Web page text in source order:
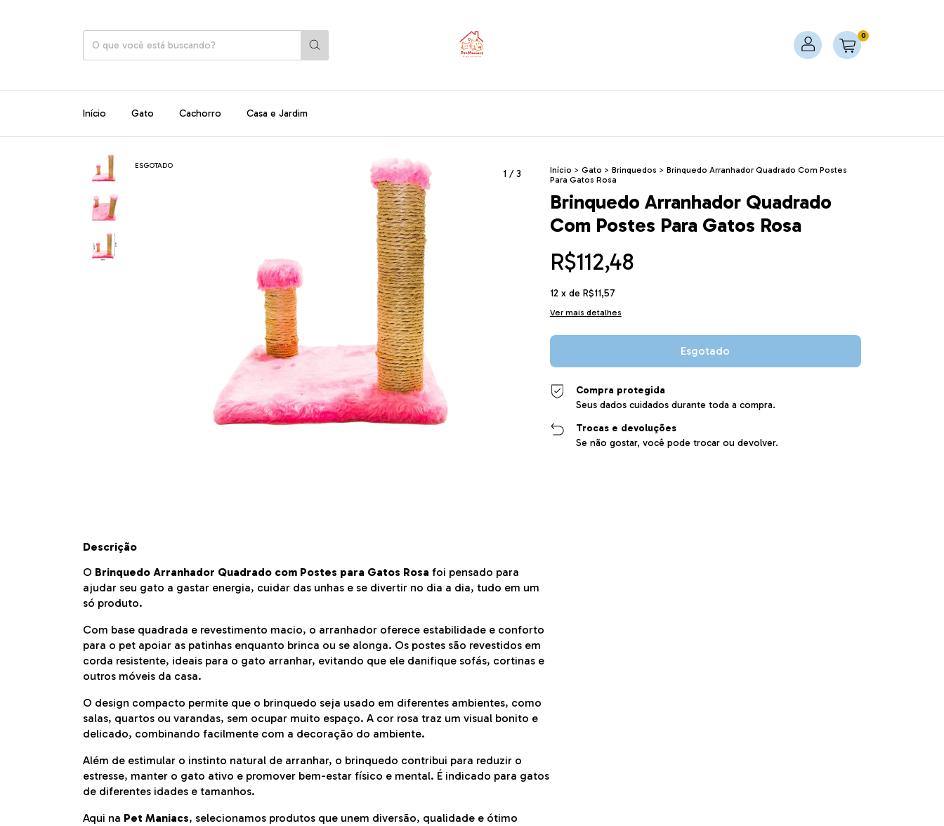
0
Início Gato Cachorro Casa e Jardim
ESGOTADO
1/3 Início > Gato > Brinquedos > Brinquedo Arranhador Quadrado Com Postes
Para Gatos Rosa
Brinquedo Arranhador Quadrado
Com Postes Para Gatos Rosa
R$112,48
12 x de R$11,57
Ver mais detalhes
Compra protegida
Seus dados cuidados durante toda a compra.
Trocas e devoluções
Se não gostar, você pode trocar ou devolver.
Descrição
O Brinquedo Arranhador Quadrado com Postes para Gatos Rosa foi pensado para
ajudar seu gato a gastar energia, cuidar das unhas e se divertir no dia a dia, tudo em um
só produto.
Com base quadrada e revestimento macio, o arranhador oferece estabilidade e conforto
para o pet apoiar as patinhas enquanto brinca ou se alonga. Os postes são revestidos em
corda resistente, ideais para o gato arranhar, evitando que ele danifique sofás, cortinas e
outros móveis da casa.
O design compacto permite que o brinquedo seja usado em diferentes ambientes, como
salas, quartos ou varandas, sem ocupar muito espaço. A cor rosa traz um visual bonito e
delicado, combinando facilmente com a decoração do ambiente.
Além de estimular o instinto natural de arranhar, o brinquedo contribui para reduzir o
estresse, manter o gato ativo e promover bem-estar físico e mental. É indicado para gatos
de diferentes idades e tamanhos.
Aqui na Pet Maniacs, selecionamos produtos que unem diversão, qualidade e ótimo